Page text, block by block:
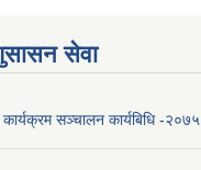
सेवा
कार्यक्रम सञ्चालन कार्यबिधि -२०७५